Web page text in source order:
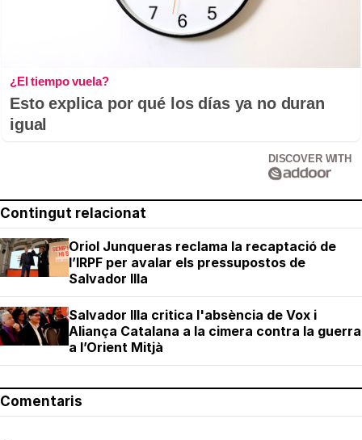
¿El tiempo vuela?
Esto explica por qué los días ya no duran
igual
DISCOVER WITH
Contingut relacionat
Oriol Junqueras reclama la recaptació de
l’IRPF per avalar els pressupostos de
Salvador Illa
Salvador Illa critica l'absència de Vox i
Aliança Catalana a la cimera contra la guerra
a l’Orient Mitjà
Comentaris